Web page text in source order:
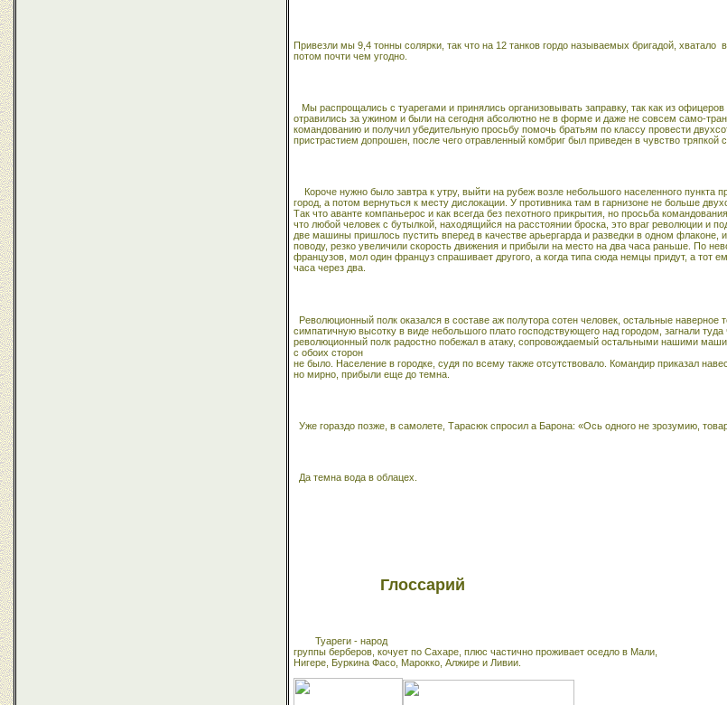
Привезли мы 9,4 тонны солярки, так что на 12 танков гордо называемых бригадой, хватало
потом почти чем угодно.
Мы распрощались с туарегами и принялись организовывать заправку, так как из
отравились за ужином и были на сегодня абсолютно не в форме и даже не совсем само-
командованию и получил убедительную просьбу помочь братьям по классу провести
пристрастием допрошен, после чего отравленный комбриг был приведен в чувство
Короче нужно было завтра к утру, выйти на рубеж возле небольшого населенного
город, а потом вернуться к месту дислокации. У противника там в гарнизоне не больше
Так что аванте компаньерос и как всегда без пехотного прикрытия, но просьба
что любой человек с бутылкой, находящийся на расстоянии броска, это враг революции и
две машины пришлось пустить вперед в качестве арьергарда и разведки в одном
поводу, резко увеличили скорость движения и прибыли на место на два часа раньше. По
французов, мол один француз спрашивает другого, а когда типа сюда немцы придут, а тот
часа через два.
Революционный полк оказался в составе аж полутора сотен человек, остальные
симпатичную высотку в виде небольшого плато господствующего над городом, загнали
революционный полк радостно побежал в атаку, сопровождаемый остальными нашими
с обоих сторон
не было. Население в городке, судя по всему также отсутствовало. Командир приказал
но мирно, прибыли еще до темна.
Уже гораздо позже, в самолете, Тарасюк спросил а Барона: «Ось одного не зрозумию,
Да темна вода в облацех.
Глоссарий
Туареги - народ
группы берберов, кочует по Сахаре, плюс частично проживает оседло в Мали,
Нигере, Буркина Фасо, Марокко, Алжире и Ливии.